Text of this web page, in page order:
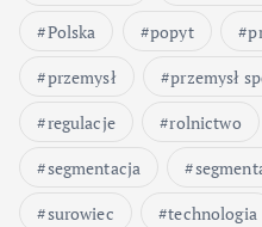
Polska
popyt
przemysł
przemysł
regulacje
rolnictwo
segmentacja
surowiec
technologia